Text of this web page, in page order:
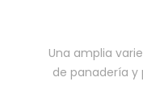
Una amplia
de panadería y